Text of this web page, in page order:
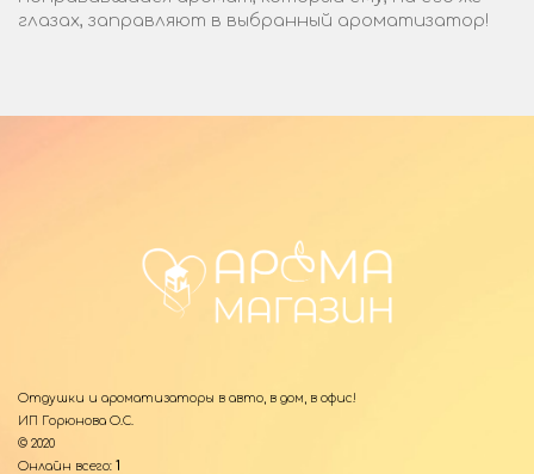
глазах, заправляют в выбранный ароматизатор!
Отдушки и ароматизаторы в авто, в дом, в офис!
ИП Горюнова О.С.
© 2020
Онлайн всего: 1